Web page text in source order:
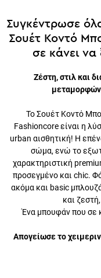
Συγκέντρωσε
Σουέτ Κοντό
σε κάνει να
Ζέστη, στιλ και
Το Σουέτ Κοντό
Fashioncore είναι η
urban αισθητική! Η
σώμα, ενώ το
χαρακτηριστική
προσεγμένο και chic.
ακόμα και basic
και
Ένα μπουφάν που σε
Απογείωσε το